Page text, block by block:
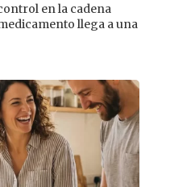
en la cadena
llega a una